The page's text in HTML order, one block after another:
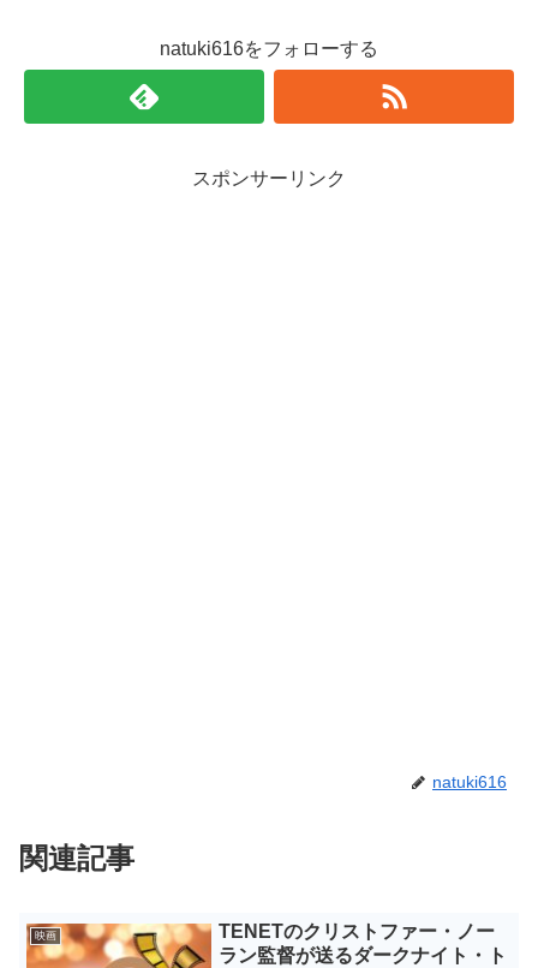
natuki616をフォローする
スポンサーリンク
natuki616
関連記事
映画
TENETのクリストファー・ノー
ラン監督が送るダークナイト・ト